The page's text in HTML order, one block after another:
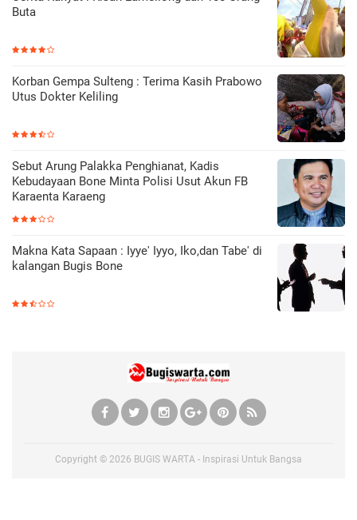
Buta
Korban Gempa Sulteng : Terima Kasih Prabowo
Utus Dokter Keliling
Sebut Arung Palakka Penghianat, Kadis
Kebudayaan Bone Minta Polisi Usut Akun FB
Karaenta Karaeng
Makna Kata Sapaan : Iyye' Iyyo, Iko,dan Tabe' di
kalangan Bugis Bone
Copyright © 2026 BUGIS WARTA - Inspirasi Untuk Bangsa